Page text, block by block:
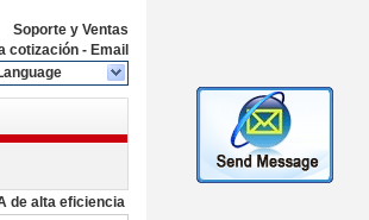
Soporte y Ventas
cotización - Email
de alta eficiencia